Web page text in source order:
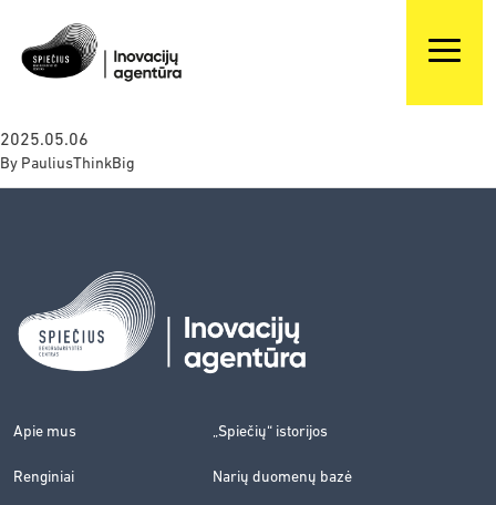
2025.05.06
By PauliusThinkBig
Apie mus „Spiečių“ istorijos
Renginiai Narių duomenų bazė